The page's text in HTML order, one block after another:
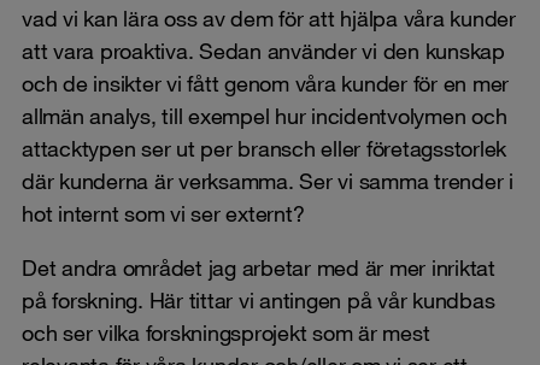
vad vi kan lära oss av dem för att hjälpa våra kunder
att vara proaktiva. Sedan använder vi den kunskap
och de insikter vi fått genom våra kunder för en mer
allmän analys, till exempel hur incidentvolymen och
attacktypen ser ut per bransch eller företagsstorlek
där kunderna är verksamma. Ser vi samma trender i
hot internt som vi ser externt?
Det andra området jag arbetar med är mer inriktat
på forskning. Här tittar vi antingen på vår kundbas
och ser vilka forskningsprojekt som är mest